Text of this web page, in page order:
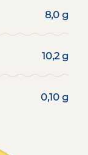
8,0 g
10,2 g
0,10 g